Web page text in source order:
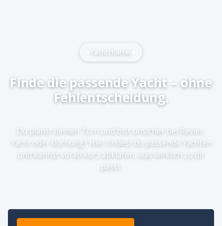
Yachtcharter
Finde die passende Yacht – ohne
Fehlentscheidung.
Du planst deinen Törn und bist unsicher bei Revier,
Yacht oder Buchung? Hier findest du passende Yachten
und kannst vorab kurz abklären, was wirklich zu dir
passt.